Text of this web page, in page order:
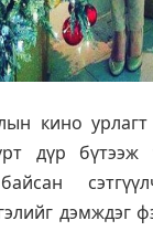
кино
дүр бүтээж
дэмждэг